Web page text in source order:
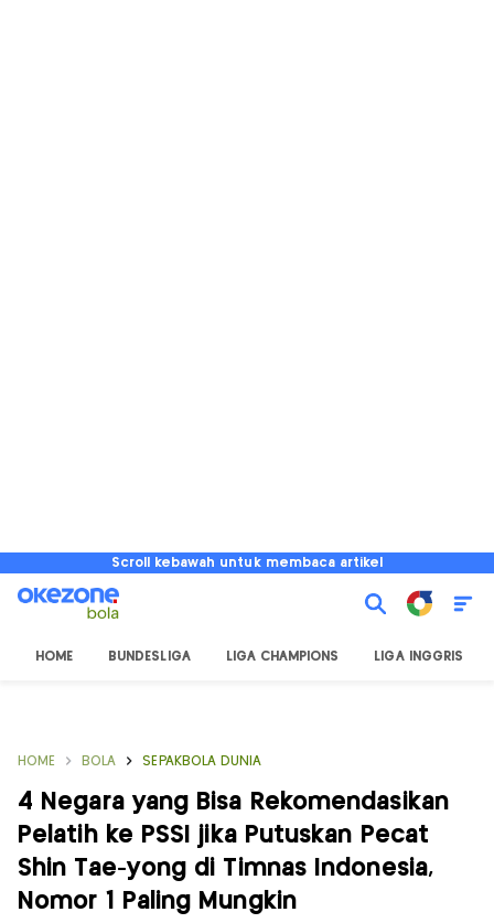
Scroll kebawah untuk membaca artikel
HOME BUNDESLIGA LIGA CHAMPIONS LIGA INGGRIS
HOME BOLA SEPAKBOLA DUNIA
4 Negara yang Bisa Rekomendasikan
Pelatih ke PSSI jika Putuskan Pecat
Shin Tae-yong di Timnas Indonesia,
Nomor 1 Paling Mungkin